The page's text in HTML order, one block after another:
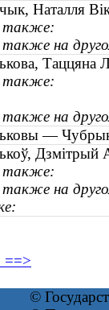
Наталля
на
Таццяна
на
—
Дзмітрый
на
==>
©